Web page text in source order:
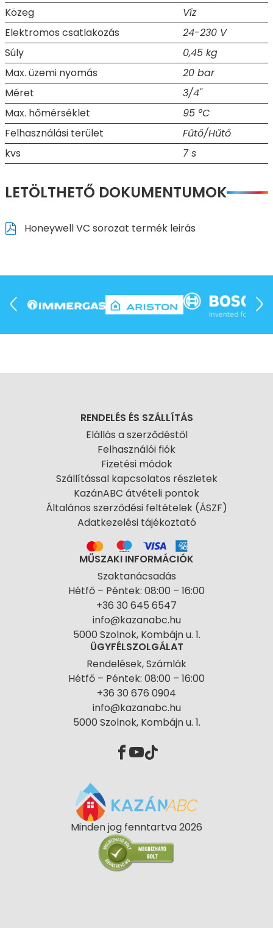
Közeg
Víz
Elektromos csatlakozás
24-230 V
Súly
0,45 kg
Max. üzemi nyomás
20 bar
Méret
3/4"
Max. hőmérséklet
95 °C
Felhasználási terület
Fűtő/Hűtő
kvs
7 s
LETÖLTHETŐ DOKUMENTUMOK
Honeywell VC sorozat termék leirás
RENDELÉS ÉS SZÁLLÍTÁS
Elállás a szerződéstől
Felhasználói fiók
Fizetési módok
Szállítással kapcsolatos részletek
KazánABC átvételi pontok
Általános szerződési feltételek (ÁSZF)
Adatkezelési tájékoztató
MŰSZAKI INFORMÁCIÓK
Szaktanácsadás
Hétfő – Péntek: 08:00 – 16:00
+36 30 645 6547
info@kazanabc.hu
5000 Szolnok, Kombájn u. 1.
ÜGYFÉLSZOLGÁLAT
Rendelések, Számlák
Hétfő – Péntek: 08:00 – 16:00
+36 30 676 0904
info@kazanabc.hu
5000 Szolnok, Kombájn u. 1.
Minden jog fenntartva 2026